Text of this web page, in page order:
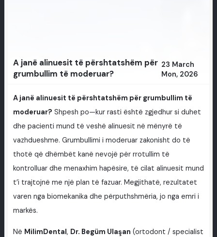
A janë alinuesit të përshtatshëm për
grumbullim të moderuar?
23 March
Mon, 2026
A janë alinuesit të përshtatshëm për grumbullim të
moderuar? Shpesh po—kur rasti është zgjedhur si duhet
dhe pacienti mund të veshë alinuesit në mënyrë të
vazhdueshme. Grumbullimi i moderuar zakonisht do të
thotë që dhëmbët kanë nevojë për rrotullim të
kontrolluar dhe menaxhim hapësire, të cilat alinuesit mund
t’i trajtojnë me një plan të fazuar. Megjithatë, rezultatet
varen nga biomekanika dhe përputhshmëria, jo nga emri i
markës.
Në MilimDental, Dr. Begüm Ulaşan (ortodont / specialist